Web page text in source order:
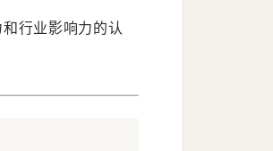
行业影响力的认